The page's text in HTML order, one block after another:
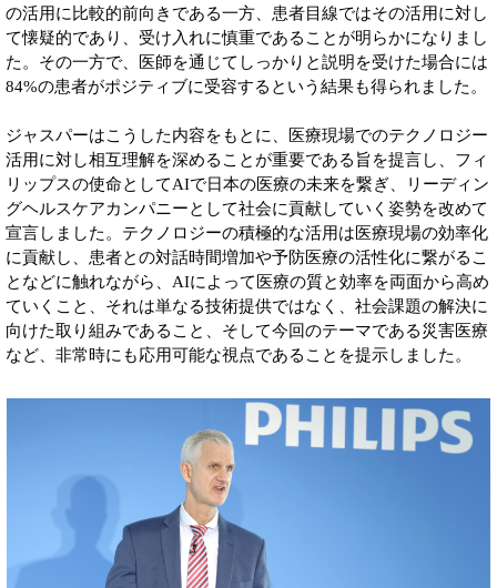
の活用に比較的前向きである一方、患者目線ではその活用に対し
て懐疑的であり、受け入れに慎重であることが明らかになりまし
た。その一方で、医師を通じてしっかりと説明を受けた場合には
84%の患者がポジティブに受容するという結果も得られました。
ジャスパーはこうした内容をもとに、医療現場でのテクノロジー
活用に対し相互理解を深めることが重要である旨を提言し、フィ
リップスの使命としてAIで日本の医療の未来を繋ぎ、リーディン
グヘルスケアカンパニーとして社会に貢献していく姿勢を改めて
宣言しました。テクノロジーの積極的な活用は医療現場の効率化
に貢献し、患者との対話時間増加や予防医療の活性化に繋がるこ
となどに触れながら、AIによって医療の質と効率を両面から高め
ていくこと、それは単なる技術提供ではなく、社会課題の解決に
向けた取り組みであること、そして今回のテーマである災害医療
など、非常時にも応用可能な視点であることを提示しました。